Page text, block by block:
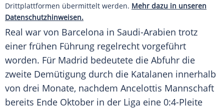
Drittplattformen übermittelt werden. Mehr dazu in unseren
Datenschutzhinweisen.
Real war von Barcelona in Saudi-Arabien trotz
einer frühen Führung regelrecht vorgeführt
worden. Für Madrid bedeutete die Abfuhr die
zweite Demütigung durch die Katalanen innerhalb
von drei Monate, nachdem Ancelottis Mannschaft
bereits Ende Oktober in der Liga eine 0:4-Pleite